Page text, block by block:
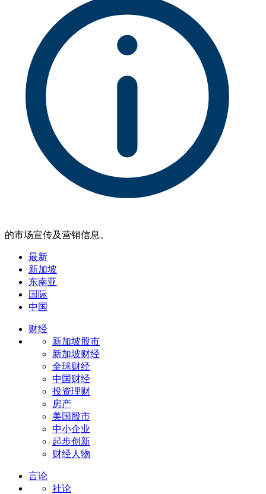
的市场宣传及营销信息。
最新
新加坡
东南亚
国际
中国
财经
新加坡股市
新加坡财经
全球财经
中国财经
投资理财
房产
美国股市
中小企业
起步创新
财经人物
言论
社论